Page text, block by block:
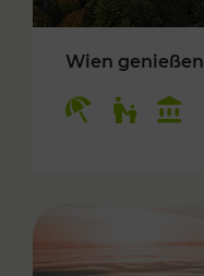
Wien genießen